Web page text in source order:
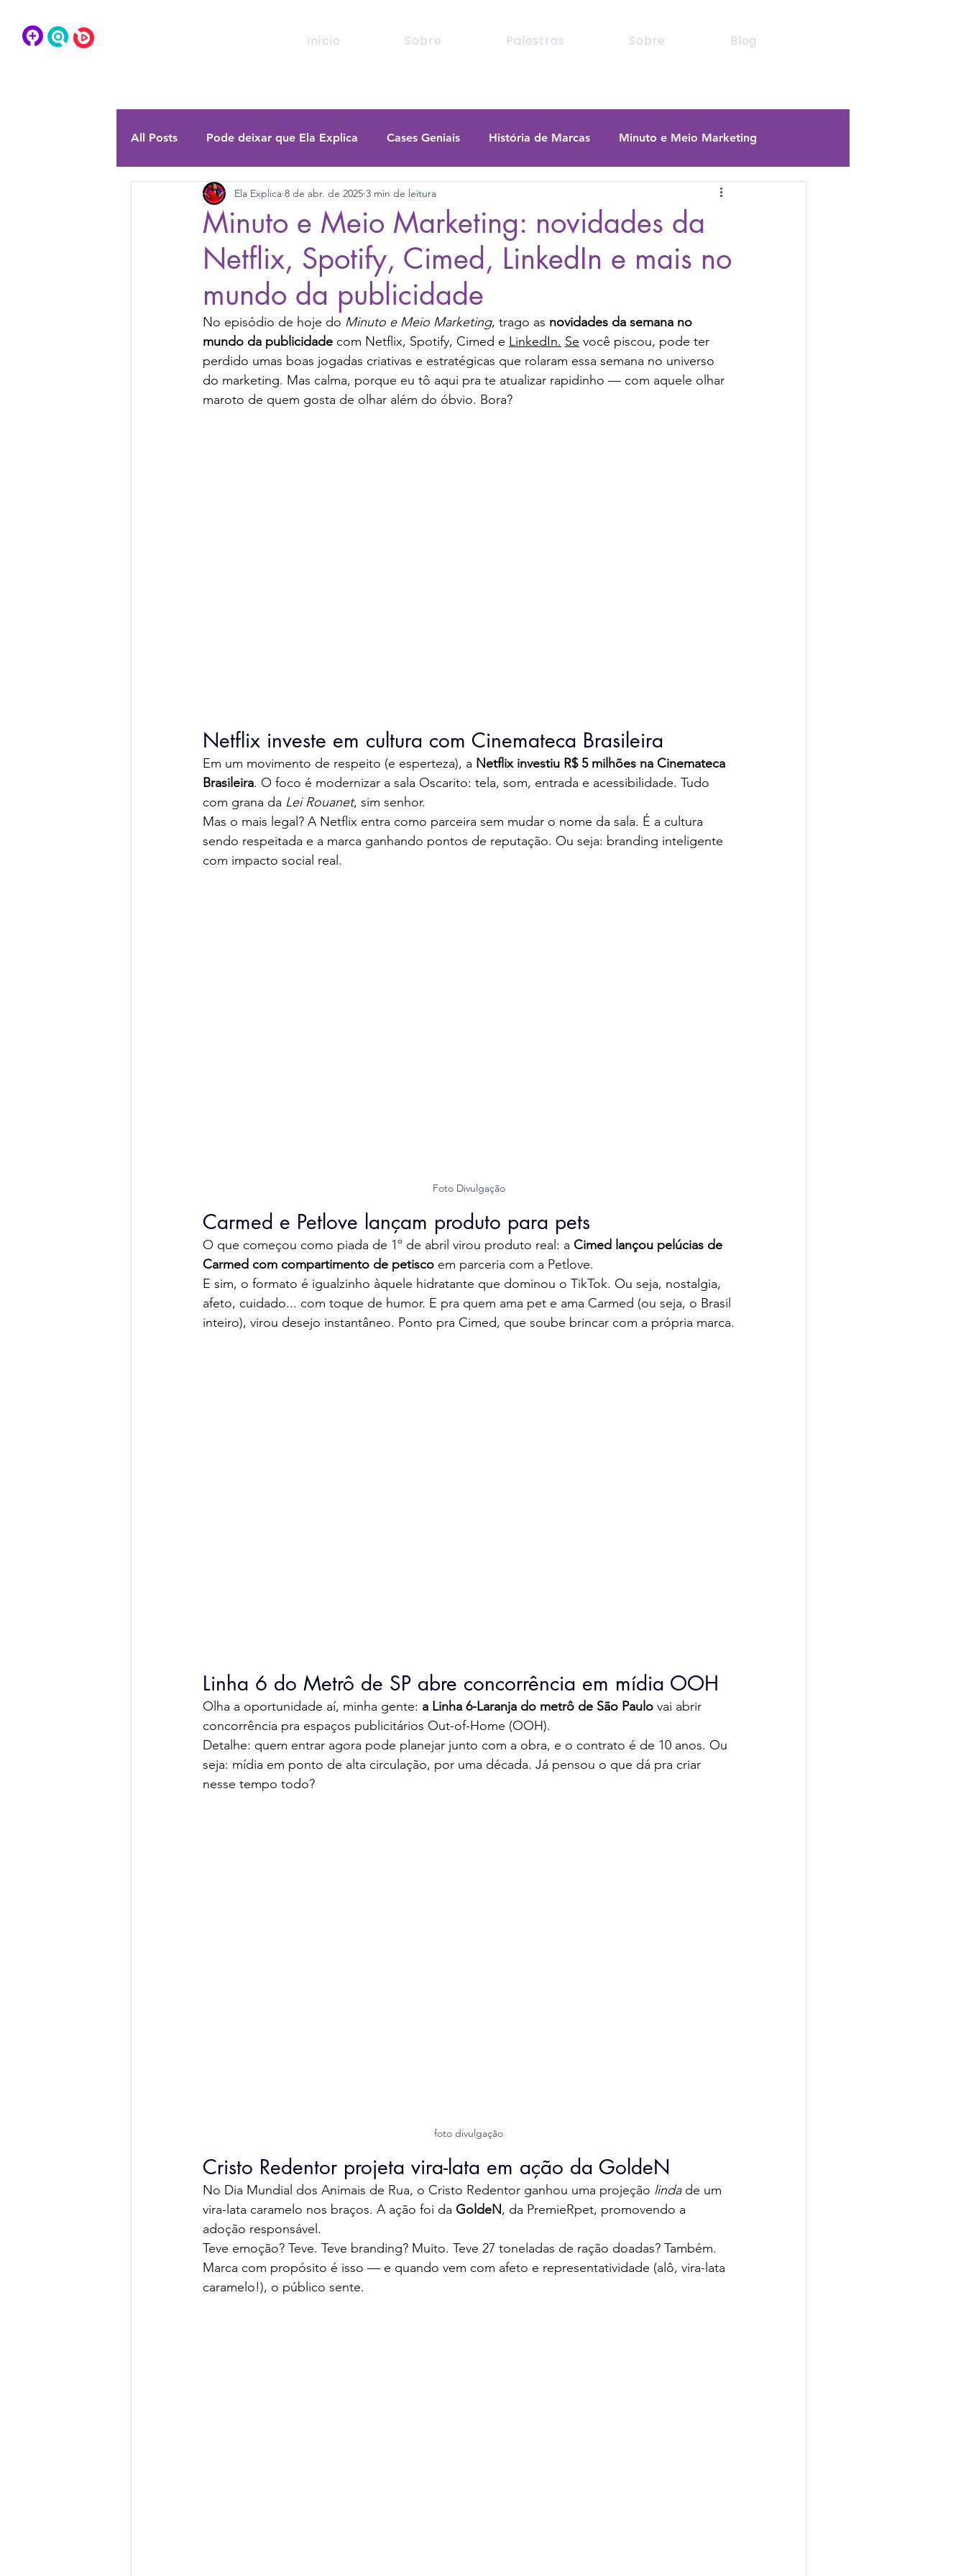
Início Sobre Palestras Sobre Blog
All Posts Pode deixar que Ela Explica Cases Geniais História de Marcas Minuto e Meio Marketing
Explica Lab
Minuto e Meio Marketing: novidades da
Netflix, Spotify, Cimed, LinkedIn e mais no
mundo da publicidade
Ela Explica 8 de abr. de 2025 3 min de leitura
No episódio de hoje do Minuto e Meio Marketing, trago as novidades da semana no
mundo da publicidade com Netflix, Spotify, Cimed e LinkedIn. Se você piscou, pode ter
perdido umas boas jogadas criativas e estratégicas que rolaram essa semana no universo
do marketing. Mas calma, porque eu tô aqui pra te atualizar rapidinho — com aquele olhar
maroto de quem gosta de olhar além do óbvio. Bora?
Netflix investe em cultura com Cinemateca Brasileira
Em um movimento de respeito (e esperteza), a Netflix investiu R$ 5 milhões na Cinemateca
Brasileira. O foco é modernizar a sala Oscarito: tela, som, entrada e acessibilidade. Tudo
com grana da Lei Rouanet, sim senhor.
Mas o mais legal? A Netflix entra como parceira sem mudar o nome da sala. É a cultura
sendo respeitada e a marca ganhando pontos de reputação. Ou seja: branding inteligente
com impacto social real.
Foto Divulgação
Carmed e Petlove lançam produto para pets
O que começou como piada de 1º de abril virou produto real: a Cimed lançou pelúcias de
Carmed com compartimento de petisco em parceria com a Petlove.
E sim, o formato é igualzinho àquele hidratante que dominou o TikTok. Ou seja, nostalgia,
afeto, cuidado... com toque de humor. E pra quem ama pet e ama Carmed (ou seja, o Brasil
inteiro), virou desejo instantâneo. Ponto pra Cimed, que soube brincar com a própria marca.
Linha 6 do Metrô de SP abre concorrência em mídia OOH
Olha a oportunidade aí, minha gente: a Linha 6-Laranja do metrô de São Paulo vai abrir
concorrência pra espaços publicitários Out-of-Home (OOH).
Detalhe: quem entrar agora pode planejar junto com a obra, e o contrato é de 10 anos. Ou
seja: mídia em ponto de alta circulação, por uma década. Já pensou o que dá pra criar
nesse tempo todo?
foto divulgação
Cristo Redentor projeta vira-lata em ação da GoldeN
No Dia Mundial dos Animais de Rua, o Cristo Redentor ganhou uma projeção linda de um
vira-lata caramelo nos braços. A ação foi da GoldeN, da PremieRpet, promovendo a
adoção responsável.
Teve emoção? Teve. Teve branding? Muito. Teve 27 toneladas de ração doadas? Também.
Marca com propósito é isso — e quando vem com afeto e representatividade (alô, vira-lata
caramelo!), o público sente.